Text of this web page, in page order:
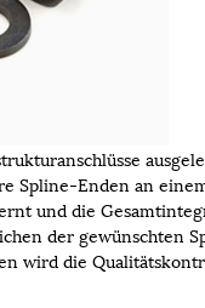
Spline-Enden an
und die
der gewünschten
wird die